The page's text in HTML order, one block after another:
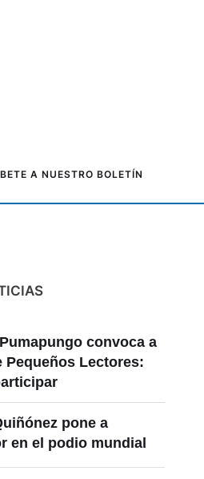
A NUESTRO BOLETÍN
convoca a
Pequeños Lectores:
pone a
en el podio mundial